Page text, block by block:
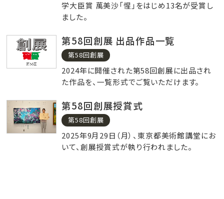
学大臣賞 萬美沙「惺」をはじめ13名が受賞し
ました。
第58回創展 出品作品一覧
第58回創展
2024年に開催された第58回創展に出品され
た作品を、一覧形式でご覧いただけます。
第58回創展授賞式
第58回創展
2025年9月29日（月）、東京都美術館講堂にお
いて、創展授賞式が執り行われました。